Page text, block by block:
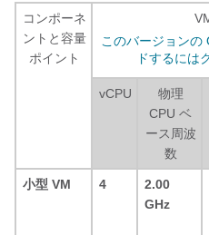
コンポーネ
ントと容量
ポイント
このバージョンの
ドするには
vCPU
物理
CPU ベ
ース周波
数
小型 VM 4
2.00
GHz